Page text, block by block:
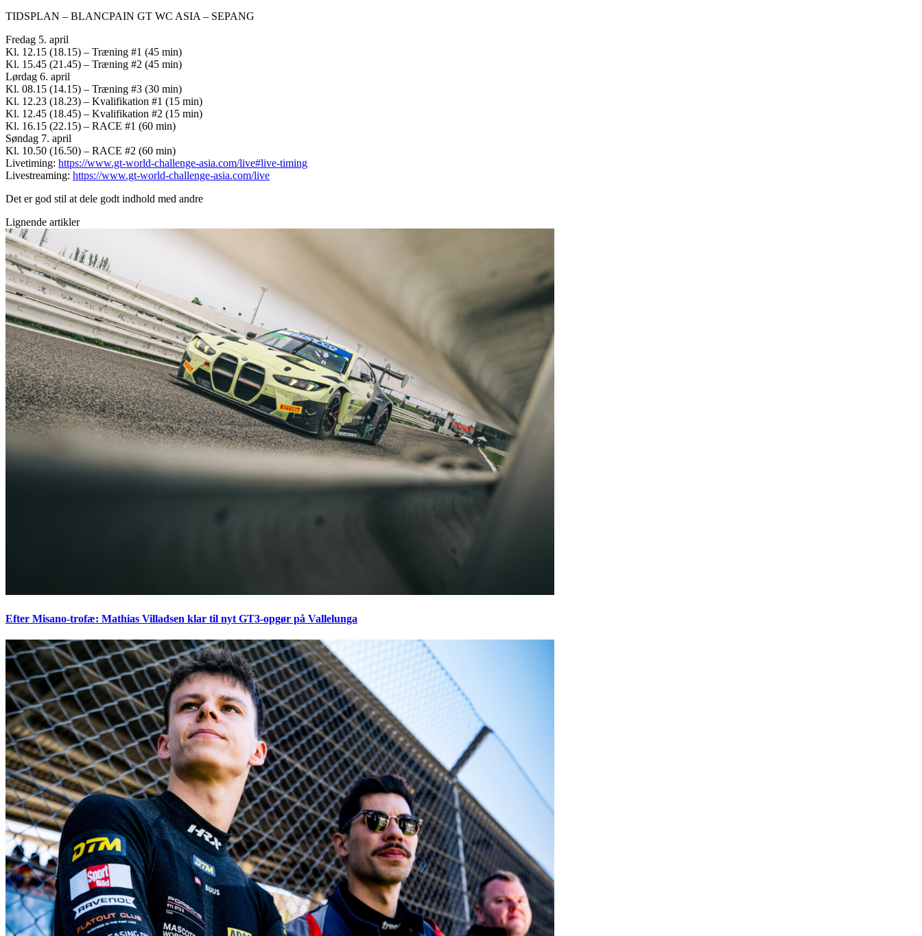
TIDSPLAN – BLANCPAIN GT WC ASIA – SEPANG
Fredag 5. april
Kl. 12.15 (18.15) – Træning #1 (45 min)
Kl. 15.45 (21.45) – Træning #2 (45 min)
Lørdag 6. april
Kl. 08.15 (14.15) – Træning #3 (30 min)
Kl. 12.23 (18.23) – Kvalifikation #1 (15 min)
Kl. 12.45 (18.45) – Kvalifikation #2 (15 min)
Kl. 16.15 (22.15) – RACE #1 (60 min)
Søndag 7. april
Kl. 10.50 (16.50) – RACE #2 (60 min)
Livetiming: https://www.gt-world-challenge-asia.com/live#live-timing
Livestreaming: https://www.gt-world-challenge-asia.com/live
Det er god stil at dele godt indhold med andre
Lignende artikler
Efter Misano-trofæ: Mathias Villadsen klar til nyt GT3-opgør på Vallelunga